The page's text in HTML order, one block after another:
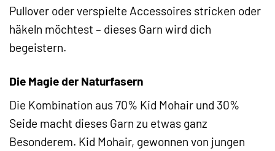
Pullover oder verspielte Accessoires stricken oder
häkeln möchtest – dieses Garn wird dich
begeistern.
Die Magie der Naturfasern
Die Kombination aus 70% Kid Mohair und 30%
Seide macht dieses Garn zu etwas ganz
Besonderem. Kid Mohair, gewonnen von jungen